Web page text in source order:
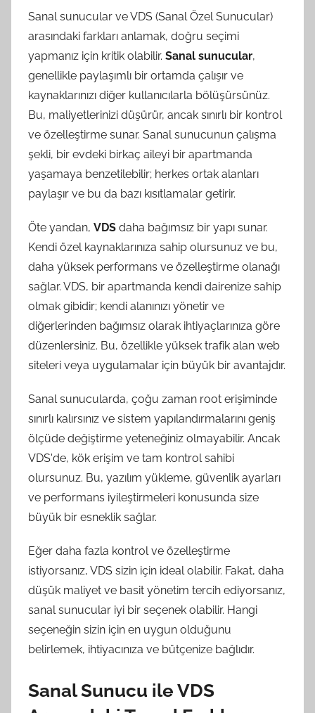
Sanal sunucular ve VDS (Sanal Özel Sunucular)
arasındaki farkları anlamak, doğru seçimi
yapmanız için kritik olabilir. Sanal sunucular,
genellikle paylaşımlı bir ortamda çalışır ve
kaynaklarınızı diğer kullanıcılarla bölüşürsünüz.
Bu, maliyetlerinizi düşürür, ancak sınırlı bir kontrol
ve özelleştirme sunar. Sanal sunucunun çalışma
şekli, bir evdeki birkaç aileyi bir apartmanda
yaşamaya benzetilebilir; herkes ortak alanları
paylaşır ve bu da bazı kısıtlamalar getirir.
Öte yandan, VDS daha bağımsız bir yapı sunar.
Kendi özel kaynaklarınıza sahip olursunuz ve bu,
daha yüksek performans ve özelleştirme olanağı
sağlar. VDS, bir apartmanda kendi dairenize sahip
olmak gibidir; kendi alanınızı yönetir ve
diğerlerinden bağımsız olarak ihtiyaçlarınıza göre
düzenlersiniz. Bu, özellikle yüksek trafik alan web
siteleri veya uygulamalar için büyük bir avantajdır.
Sanal sunucularda, çoğu zaman root erişiminde
sınırlı kalırsınız ve sistem yapılandırmalarını geniş
ölçüde değiştirme yeteneğiniz olmayabilir. Ancak
VDS'de, kök erişim ve tam kontrol sahibi
olursunuz. Bu, yazılım yükleme, güvenlik ayarları
ve performans iyileştirmeleri konusunda size
büyük bir esneklik sağlar.
Eğer daha fazla kontrol ve özelleştirme
istiyorsanız, VDS sizin için ideal olabilir. Fakat, daha
düşük maliyet ve basit yönetim tercih ediyorsanız,
sanal sunucular iyi bir seçenek olabilir. Hangi
seçeneğin sizin için en uygun olduğunu
belirlemek, ihtiyacınıza ve bütçenize bağlıdır.
Sanal Sunucu ile VDS